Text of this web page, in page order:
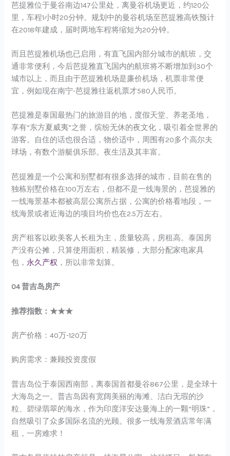
芭提雅位于曼谷南边147公里处，离曼谷机场更近，约120公
里，车程1小时20分钟。规划中的曼谷机场至芭提雅高铁预计
在2018年建成，届时两地车程将缩短为20分钟。
而且芭提雅机场也已启用，有直飞国内部分城市的航班，交
通非常便利，今后芭提雅直飞国内的航班将不断增加到30个
城市以上，而且由于芭提雅机场是廉价机场，机票非常便
宜，例如现在南宁-芭提雅往返机票才580人民币。
芭提雅是泰国最热门的旅游目的地，度假天堂、养老圣地，
享有“东方夏威夷”之誉，缤纷无休的夜文化，吸引着全世界的
游客。自住的话也很合适，物价适中，周围有20多个高尔夫
球场，有数个游艇俱乐部。夜生活及其丰富。
芭提雅是一个公寓和别墅都有很多选择的城市，目前在售的
独栋别墅价格在100万左右，但都不是一线海景的，芭提雅的
一线海景基本都被高层公寓所占据，公寓的价格看地段，一
线海景或者近海边的项目均价也在2.5万左右。
房产租客以欧美客人长租为主，质量较高，房租高。泰国房
产没有公摊，只算使用面积，精装修，大部分配家电家具
包， 永久产权 ，所以非常划算。
04 普吉岛房产
推荐指数：★★★
房产价格：40万-120万
购房需求：兼顾投资度假
普吉岛位于泰国西南部，离泰国首都曼谷867公里，是全球十
大海岛之一。普吉岛因有宽阔美丽的海滩、洁白无瑕的沙
粒、碧绿翡翠的海水，作为印度洋安达曼海上的一颗“明珠”，
自然吸引了众多国际名流的光顾。很多一线海景酒店常年满
租，一房难求！